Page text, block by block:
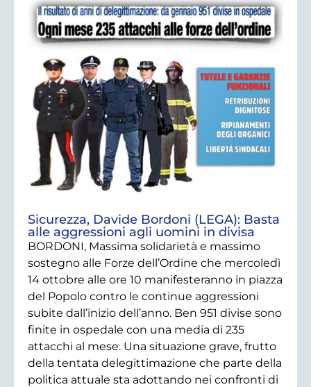
Sicurezza, Davide Bordoni (LEGA): Basta
alle aggressioni agli uomini in divisa
BORDONI, Massima solidarietà e massimo
sostegno alle Forze dell’Ordine che mercoledì
14 ottobre alle ore 10 manifesteranno in piazza
del Popolo contro le continue aggressioni
subite dall’inizio dell’anno. Ben 951 divise sono
finite in ospedale con una media di 235
attacchi al mese. Una situazione grave, frutto
della tentata delegittimazione che parte della
politica attuale sta adottando nei confronti di